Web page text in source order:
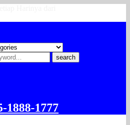
search
1888-1777